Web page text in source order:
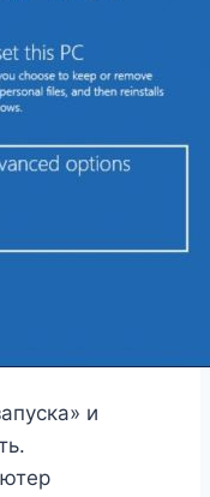
и